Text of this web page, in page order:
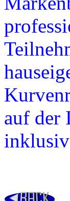
auf der